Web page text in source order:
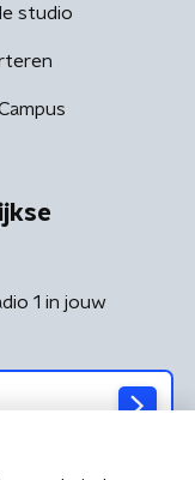
studio
1 in jouw